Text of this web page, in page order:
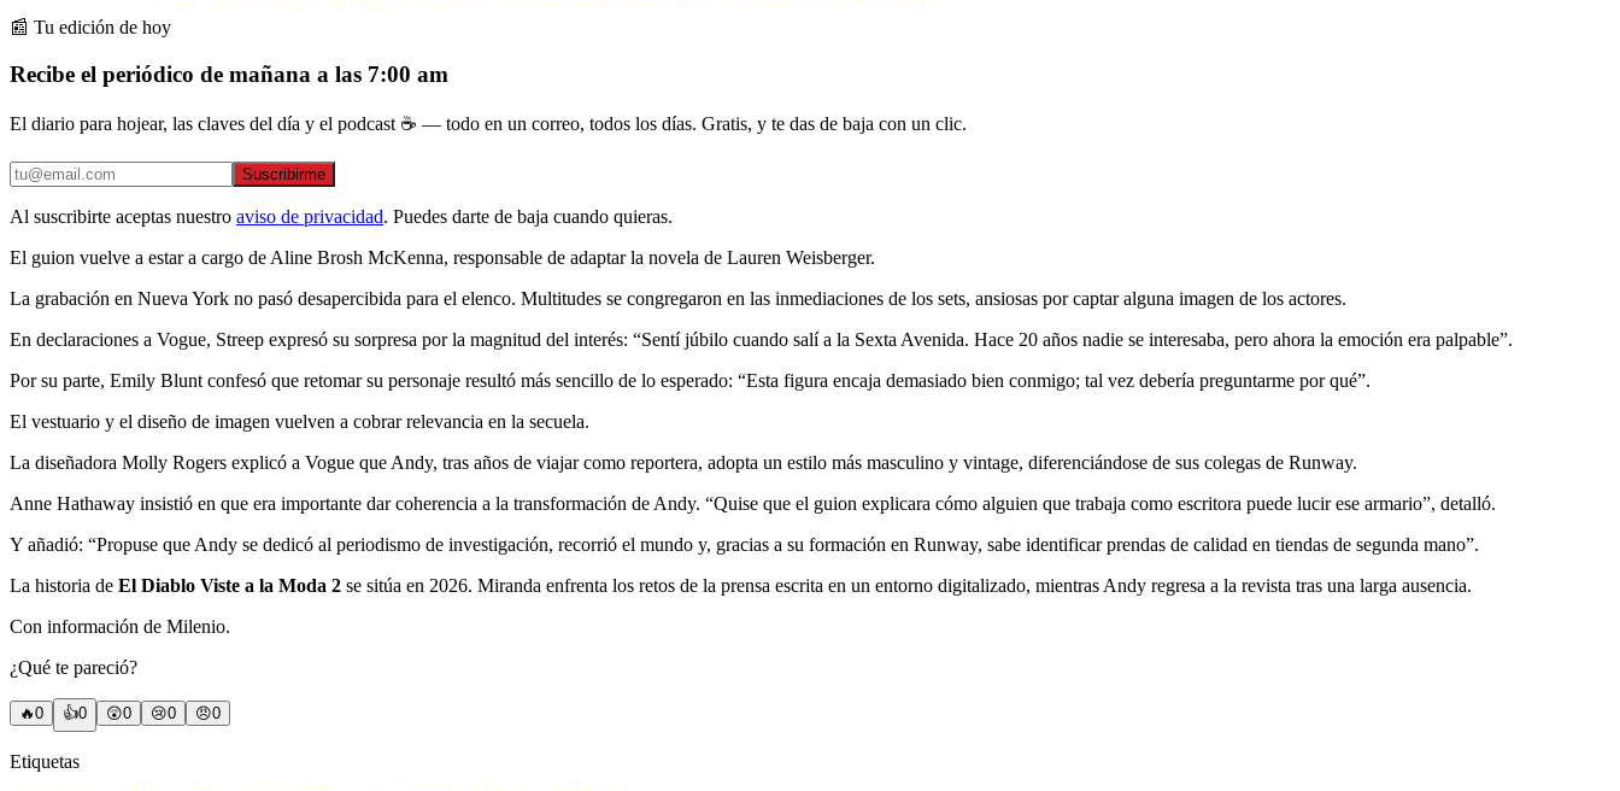
📰 Tu edición de hoy
Recibe el periódico de mañana a las 7:00 am
El diario para hojear, las claves del día y el podcast ☕ — todo en un correo, todos los días. Gratis, y te das de baja con un clic.
Suscribirme
Al suscribirte aceptas nuestro aviso de privacidad. Puedes darte de baja cuando quieras.
El guion vuelve a estar a cargo de Aline Brosh McKenna, responsable de adaptar la novela de Lauren Weisberger.
La grabación en Nueva York no pasó desapercibida para el elenco. Multitudes se congregaron en las inmediaciones de los sets, ansiosas por captar alguna imagen de los actores.
En declaraciones a Vogue, Streep expresó su sorpresa por la magnitud del interés: “Sentí júbilo cuando salí a la Sexta Avenida. Hace 20 años nadie se interesaba, pero ahora la emoción era palpable”.
Por su parte, Emily Blunt confesó que retomar su personaje resultó más sencillo de lo esperado: “Esta figura encaja demasiado bien conmigo; tal vez debería preguntarme por qué”.
El vestuario y el diseño de imagen vuelven a cobrar relevancia en la secuela.
La diseñadora Molly Rogers explicó a Vogue que Andy, tras años de viajar como reportera, adopta un estilo más masculino y vintage, diferenciándose de sus colegas de Runway.
Anne Hathaway insistió en que era importante dar coherencia a la transformación de Andy. “Quise que el guion explicara cómo alguien que trabaja como escritora puede lucir ese armario”, detalló.
Y añadió: “Propuse que Andy se dedicó al periodismo de investigación, recorrió el mundo y, gracias a su formación en Runway, sabe identificar prendas de calidad en tiendas de segunda mano”.
La historia de El Diablo Viste a la Moda 2 se sitúa en 2026. Miranda enfrenta los retos de la prensa escrita en un entorno digitalizado, mientras Andy regresa a la revista tras una larga ausencia.
Con información de Milenio.
¿Qué te pareció?
🔥0 👍0 😲0 😢0 😠0
Etiquetas